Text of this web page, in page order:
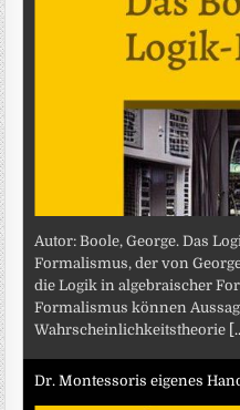
Autor: Boole, George. Das
Formalismus, der von
die Logik in algebraischer
Formalismus können
Wahrscheinlichkeitstheorie
Dr. Montessoris eigenes